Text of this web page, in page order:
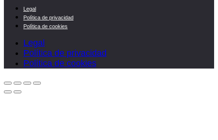
Legal
Política de privacidad
Política de cookies
Legal
Política de privacidad
Política de cookies